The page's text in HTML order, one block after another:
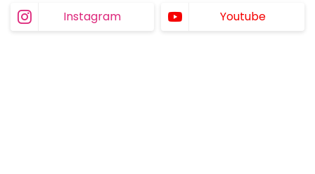
Instagram Youtube